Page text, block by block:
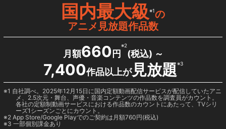
国内最大級※1の
アニメ見放題作品数
月額660 円
※2
(税込) ～
7,400作品以上が見放題※3
1 自社調べ。2025年12月15日に国内定額動画配信サービスが配信していたアニ
メ、2.5次元・舞台、声優・音楽コンテンツの作品数を調査員がカウント。
各社の定額制動画サービスにおける作品数のカウントにあたって、TVシリ
ーズ1シーズンごとにカウント。
2 App Store/Google Playでのご契約は月額760円(税込)
3 一部個別課金あり